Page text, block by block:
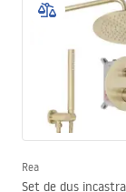
Tip de gura de
Material
Lungimea gurii
Inalime
Tehnologia de
Diametru pentru
Condiții
Rea
Set de dus